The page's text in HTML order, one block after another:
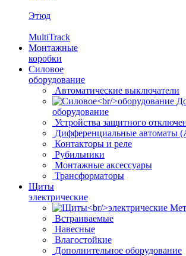
Этюд
MultiTrack
Монтажные
коробки
Силовое
оборудование
Автоматические выключатели
оборудование
Устройства защитного
Дифференциальные автоматы
Контакторы и реле
Рубильники
Монтажные аксессуары
Трансформаторы
Щиты
электрические
Встраиваемые
Навесные
Влагостойкие
Дополнительное оборудование